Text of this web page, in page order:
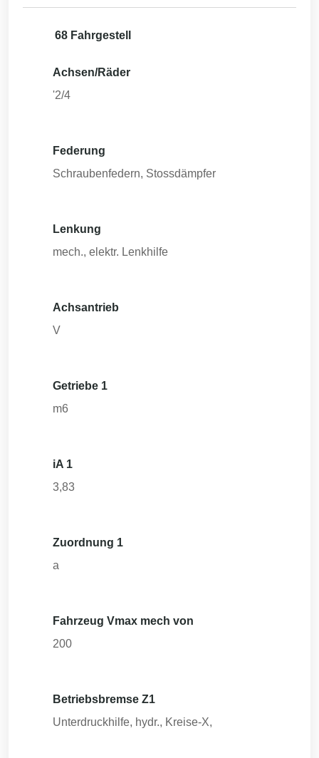
68 Fahrgestell
Achsen/Räder
'2/4
Federung
Schraubenfedern, Stossdämpfer
Lenkung
mech., elektr. Lenkhilfe
Achsantrieb
V
Getriebe 1
m6
iA 1
3,83
Zuordnung 1
a
Fahrzeug Vmax mech von
200
Betriebsbremse Z1
Unterdruckhilfe, hydr., Kreise-X,